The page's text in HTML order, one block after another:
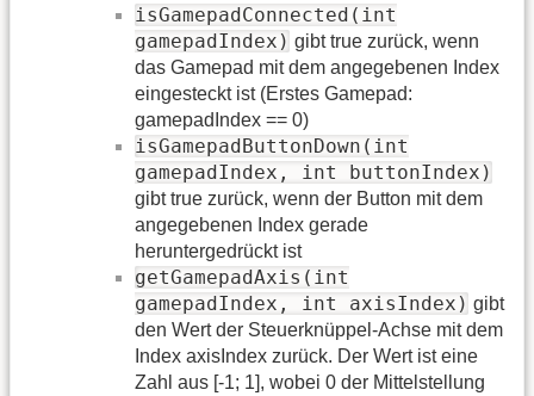
isGamepadConnected(int
gamepadIndex) gibt true zurück, wenn
das Gamepad mit dem angegebenen Index
eingesteckt ist (Erstes Gamepad:
gamepadIndex == 0)
isGamepadButtonDown(int
gamepadIndex, int buttonIndex)
gibt true zurück, wenn der Button mit dem
angegebenen Index gerade
heruntergedrückt ist
getGamepadAxis(int
gamepadIndex, int axisIndex) gibt
den Wert der Steuerknüppel-Achse mit dem
Index axisIndex zurück. Der Wert ist eine
Zahl aus [-1; 1], wobei 0 der Mittelstellung